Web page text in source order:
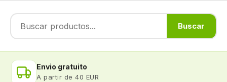
Buscar
Envio gratuito
A partir de 40 EUR